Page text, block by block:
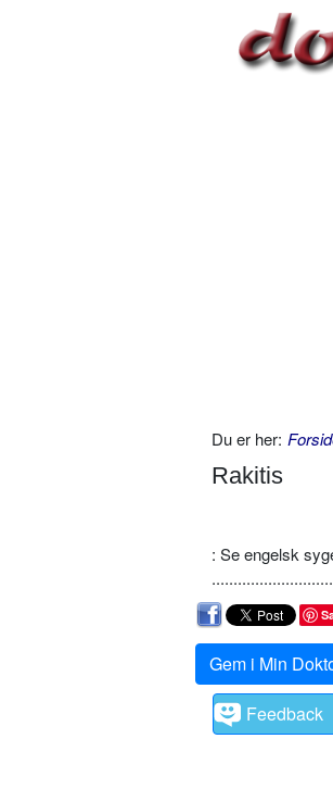
Du er her:
Rakitis
: Se engelsk
Gem i Min
Feedback